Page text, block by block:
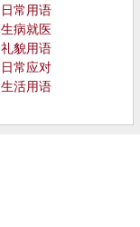
日常用语
生病就医
礼貌用语
日常应对
生活用语